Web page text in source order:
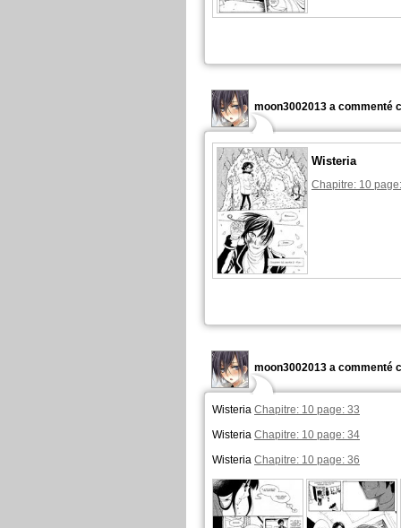
moon3002013 a commenté
Wisteria
Chapitre: 10
moon3002013 a commenté
Wisteria Chapitre: 10 page: 33
Wisteria Chapitre: 10 page: 34
Wisteria Chapitre: 10 page: 36